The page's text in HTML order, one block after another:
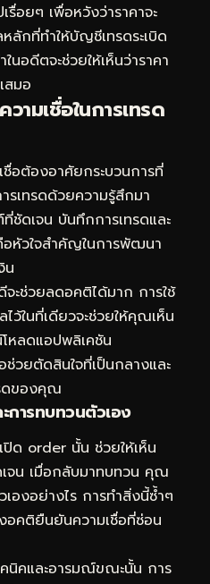
อยๆ เพื่อหวังว่าราคาจะ
ลักที่ทำให้บัญชีเทรดระเบิด
ในอดีตจะช่วยให้เห็นว่าราคา
สมอ
ามเชื่อในการเทรด
อต้องอาศัยกระบวนการที่
รเทรดด้วยความรู้สึกมา
ชัดเจน บันทึกการเทรดและ
หัวใจสำคัญในการพัฒนา
น
ะช่วยลดอคติได้มาก การใช้
ว้ในที่เดียวจะช่วยให้คุณเห็น
หลดแอปพลิเคชัน
ช่วยตัดสินใจที่เป็นกลางและ
ดของคุณ
การทบทวนตัวเอง
ปิด order นั้น ช่วยให้เห็น
จน เมื่อกลับมาทบทวน คุณ
องอย่างไร การทำสิ่งนี้ซ้ำๆ
งอคติยืนยันความเชื่อที่ซ่อน
นิคและอารมณ์ขณะนั้น การ